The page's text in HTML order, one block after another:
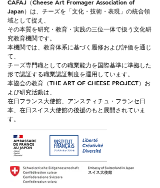
CAFAJ（Cheese Art Fromager Association of
Japan）は、チーズを「文化・技術・表現」の統合領
域として捉え、
その本質を研究・教育・実践の三位一体で扱う文化研
究教育機関です。
本機関では、教育体系に基づく履修および評価を通じ
て、
チーズ専門職としての職業能力を国際基準に準拠した
形で認証する職業認証制度を運用しています。
本協会の教育（THE ART OF CHEESE PROJECT）お
よび研究活動は、
在日フランス大使館、アンスティチュ・フランセ日
本、在日スイス大使館の後援のもと展開されていま
す。